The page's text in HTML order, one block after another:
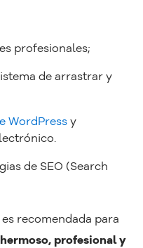
profesionales;
de arrastrar y
WordPressy
de SEO (Search
recomendada para
profesional y